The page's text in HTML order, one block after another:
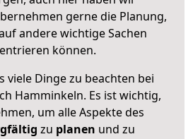
gerne die Planung,
andere wichtige Sachen
können.
viele Dinge zu beachten bei
Hamminkeln. Es ist wichtig,
um alle Aspekte des
zu planen und zu